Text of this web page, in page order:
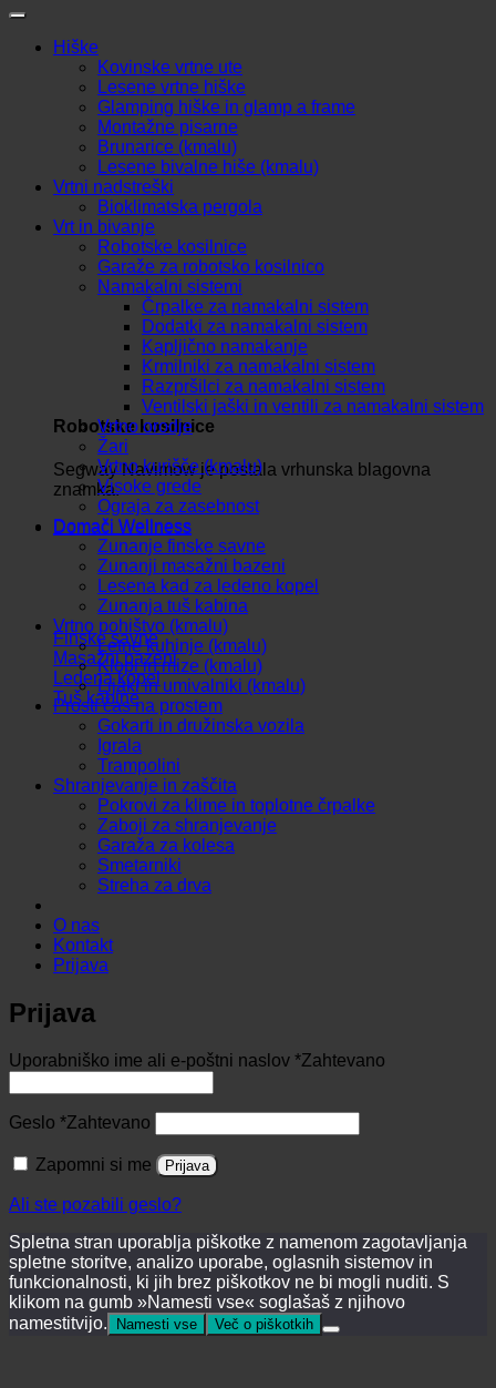
Robotske kosilnice
Segway Navimow je postala vrhunska blagovna
znamka.
Domači Wellness
Finske savne
Masažni bazeni
Ledena kopel
Tuš kabine
Hiške
Kovinske vrtne ute
Lesene vrtne hiške
Glamping hiške in glamp a frame
Montažne pisarne
Brunarice (kmalu)
Lesene bivalne hiše (kmalu)
Vrtni nadstreški
Bioklimatska pergola
Vrt in bivanje
Robotske kosilnice
Garaže za robotsko kosilnico
Namakalni sistemi
Črpalke za namakalni sistem
Dodatki za namakalni sistem
Kapljično namakanje
Krmilniki za namakalni sistem
Razpršilci za namakalni sistem
Ventilski jaški in ventili za namakalni sistem
Vrtno orodje
Žari
Vrtno kurišče (kmalu)
Visoke grede
Ograja za zasebnost
Domači Wellness
Zunanje finske savne
Zunanji masažni bazeni
Lesena kad za ledeno kopel
Zunanja tuš kabina
Vrtno pohištvo (kmalu)
Letne kuhinje (kmalu)
Klopi in mize (kmalu)
Lijaki in umivalniki (kmalu)
Prosti čas na prostem
Gokarti in družinska vozila
Igrala
Trampolini
Shranjevanje in zaščita
Pokrovi za klime in toplotne črpalke
Zaboji za shranjevanje
Garaža za kolesa
Smetarniki
Streha za drva
O nas
Kontakt
Prijava
Prijava
Uporabniško ime ali e-poštni naslov *Zahtevano
Geslo *Zahtevano
Zapomni si me Prijava
Ali ste pozabili geslo?
Spletna stran uporablja piškotke z namenom zagotavljanja
spletne storitve, analizo uporabe, oglasnih sistemov in
funkcionalnosti, ki jih brez piškotkov ne bi mogli nuditi. S
klikom na gumb »Namesti vse« soglašaš z njihovo
namestitvijo.
Namesti vse Več o piškotkih